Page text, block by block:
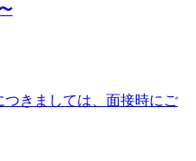
きましては、面接時にご